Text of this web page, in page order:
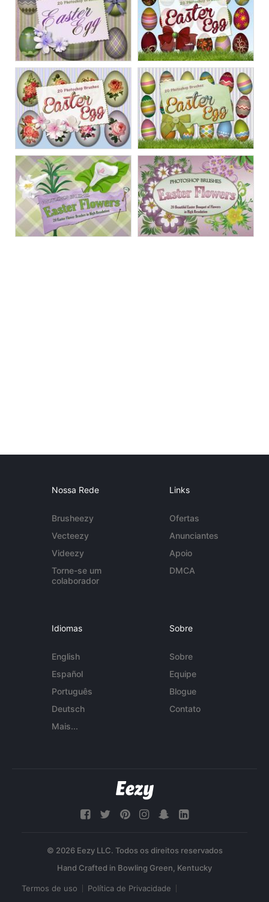
Nossa Rede
Brusheezy
Vecteezy
Videezy
Torne-se um
colaborador
Links
Ofertas
Anunciantes
Apoio
DMCA
Idiomas
English
Español
Português
Deutsch
Mais...
Sobre
Sobre
Equipe
Blogue
Contato
© 2026 Eezy LLC. Todos os direitos reservados
Termos de uso Política de Privacidade